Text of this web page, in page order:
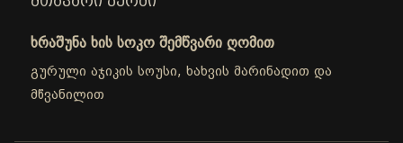
ხრაშუნა ხის სოკო შემწვარი ღომით
გურული აჯიკის სოუსი, ხახვის მარინადით და
მწვანილით